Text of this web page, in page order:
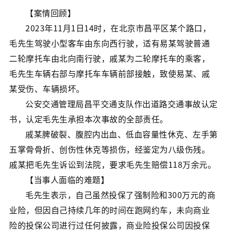
【案情回顾】
2023年11月1日14时，在北京市昌平区某个路口，
毛先生驾驶小型客车由东向西行驶，适有易某驾驶普通
二轮摩托车由北向南行驶，戚某为二轮摩托车的乘客，
毛先生车辆右部与摩托车车辆前部接触，致使易某、戚
某受伤、车辆损坏。
公安交通管理局昌平交通支队作出道路交通事故认定
书，认定毛先生承担本次事故的全部责任。
戚某脾破裂、腹腔内出血、低血容量性休克、左手第
五掌骨骨折、创伤性休克等损伤，经鉴定为八级伤残。
戚某把毛先生诉讼到法院，要求毛先生赔偿118万余元。
【当事人面临的难题】
毛先生表示，自己虽然投保了强制险和300万元的商
业险，但因自己持续几年的时间在跑网约车，未向商业
险的投保公司进行过任何披露，商业险投保公司因投保